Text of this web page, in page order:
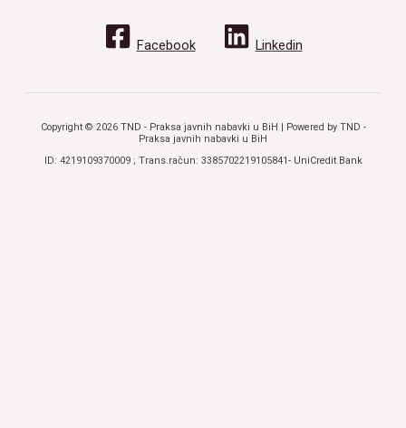
Facebook Linkedin
Copyright © 2026 TND - Praksa javnih nabavki u BiH | Powered by TND -
Praksa javnih nabavki u BiH
ID: 4219109370009 ; Trans.račun: 3385702219105841- UniCredit Bank